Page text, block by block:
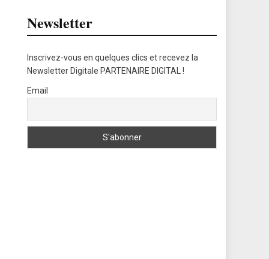
Newsletter
Inscrivez-vous en quelques clics et recevez la
Newsletter Digitale PARTENAIRE DIGITAL !
Email